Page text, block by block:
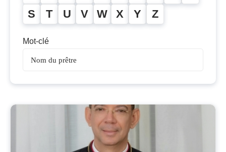
S T U V W X Y Z
Mot-clé
Evêques